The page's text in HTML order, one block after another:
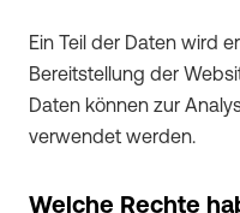
Ein Teil der Daten wird
Bereitstellung der
Daten können zur
verwendet werden.
Welche Rechte